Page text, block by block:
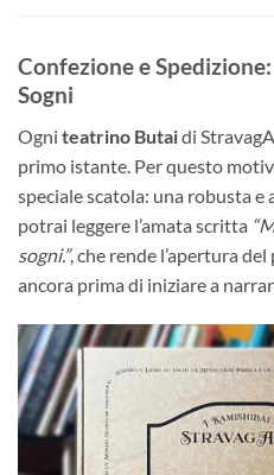
Confezione e
Sogni
Ogni teatrino Butaidi
primo istante. Per questo
speciale scatola: una robusta
potrai leggere l’amata scritta
sogni.”, che rende l’apertura
ancora prima di iniziare a